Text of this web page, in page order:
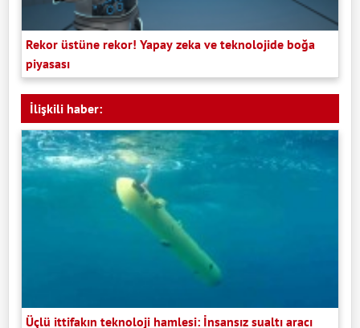
Rekor üstüne rekor! Yapay zeka ve teknolojide boğa
piyasası
İlişkili haber:
Üçlü ittifakın teknoloji hamlesi: İnsansız sualtı aracı